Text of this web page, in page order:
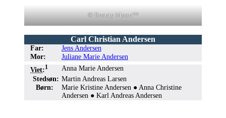
© Beauty Moon™
Carl Christian Andersen
Far:
Jens Andersen
Mor:
Juliane Marie Andersen
Viet:1
Anna Marie Andersen
Stedsøn: Martin Andreas Larsen
Børn:
Marie Kristine Andersen ● Anna Christine
Andersen ● Karl Andreas Andersen